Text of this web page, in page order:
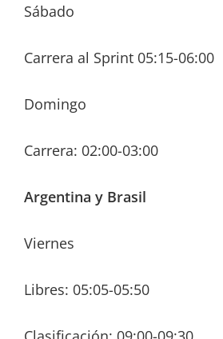
Sábado
Carrera al Sprint 05:15-06:00
Domingo
Carrera: 02:00-03:00
Argentina y Brasil
Viernes
Libres: 05:05-05:50